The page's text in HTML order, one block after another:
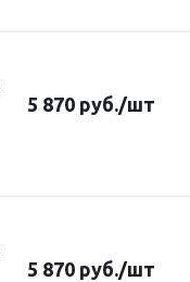
5 870 руб./шт
5 870 руб./шт